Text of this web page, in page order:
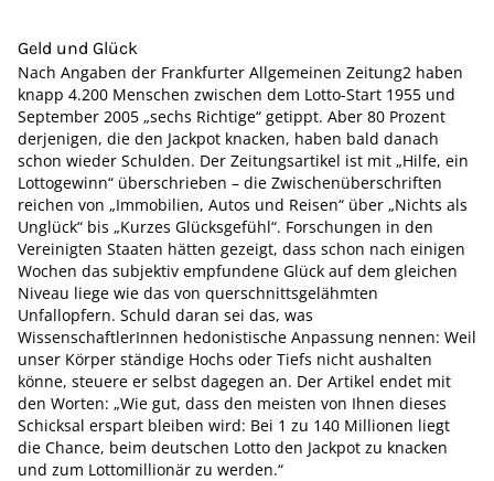
Geld und Glück
Nach Angaben der Frankfurter Allgemeinen Zeitung2 haben
knapp 4.200 Menschen zwischen dem Lotto-Start 1955 und
September 2005 „sechs Richtige“ getippt. Aber 80 Prozent
derjenigen, die den Jackpot knacken, haben bald danach
schon wieder Schulden. Der Zeitungsartikel ist mit „Hilfe, ein
Lottogewinn“ überschrieben – die Zwischenüberschriften
reichen von „Immobilien, Autos und Reisen“ über „Nichts als
Unglück“ bis „Kurzes Glücksgefühl“. Forschungen in den
Vereinigten Staaten hätten gezeigt, dass schon nach einigen
Wochen das subjektiv empfundene Glück auf dem gleichen
Niveau liege wie das von querschnittsgelähmten
Unfallopfern. Schuld daran sei das, was
WissenschaftlerInnen hedonistische Anpassung nennen: Weil
unser Körper ständige Hochs oder Tiefs nicht aushalten
könne, steuere er selbst dagegen an. Der Artikel endet mit
den Worten: „Wie gut, dass den meisten von Ihnen dieses
Schicksal erspart bleiben wird: Bei 1 zu 140 Millionen liegt
die Chance, beim deutschen Lotto den Jackpot zu knacken
und zum Lottomillionär zu werden.“